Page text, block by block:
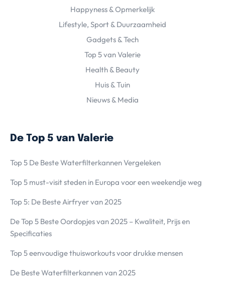
Happyness & Opmerkelijk
Lifestyle, Sport & Duurzaamheid
Gadgets & Tech
Top 5 van Valerie
Health & Beauty
Huis & Tuin
Nieuws & Media
De Top 5 van Valerie
Top 5 De Beste Waterfilterkannen Vergeleken
Top 5 must-visit steden in Europa voor een weekendje weg
Top 5: De Beste Airfryer van 2025
De Top 5 Beste Oordopjes van 2025 – Kwaliteit, Prijs en
Specificaties
Top 5 eenvoudige thuisworkouts voor drukke mensen
De Beste Waterfilterkannen van 2025